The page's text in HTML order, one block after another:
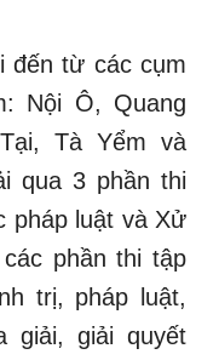
đến từ các cụm
Nội Ô, Quang
Tà Yểm và
qua 3 phần thi
pháp luật và Xử
phần thi tập
trị, pháp luật,
giải, giải quyết